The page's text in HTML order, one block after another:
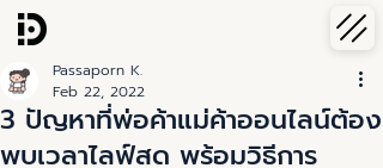
3 ปัญหาที่พ่อค้าแม่ค้าออนไลน์ต้อง
พบเวลาไลฟ์สด พร้อมวิธีการ
Passaporn K.
Feb 22, 2022